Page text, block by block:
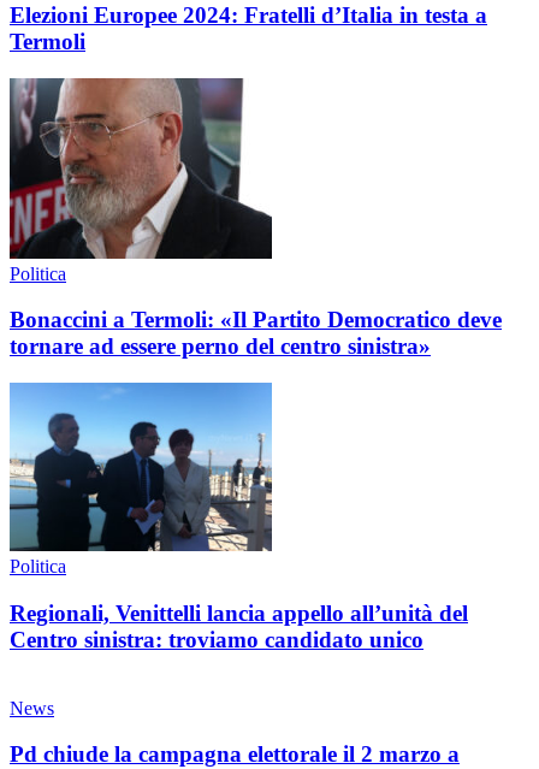
Elezioni Europee 2024: Fratelli d’Italia in testa a
Termoli
Politica
Bonaccini a Termoli: «Il Partito Democratico deve
tornare ad essere perno del centro sinistra»
Politica
Regionali, Venittelli lancia appello all’unità del
Centro sinistra: troviamo candidato unico
News
Pd chiude la campagna elettorale il 2 marzo a